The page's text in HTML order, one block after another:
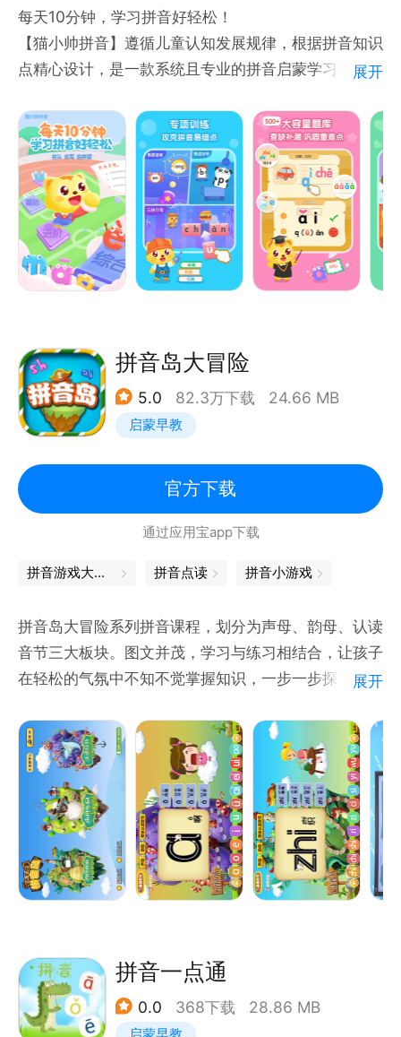
每天10分钟，学习拼音好轻松！
【猫小帅拼音】遵循儿童认知发展规律，根据拼音知识
点精心设计，是一款系统且专业的拼音启蒙学习软件以
帮助孩子掌握拼音认知、发音、拼音拼读、书写、掌握
拼音重难点，为孩子的拼音学习打下坚实的基础。
产品特色
1.【趣味学习】寓教于乐，学拼音更轻松！拼音字母音
形演绎、拼音声调小车、拼音字母描红、语音交互，
50+种趣味学拼音游戏，激发孩子对拼音的学习兴趣，
加上拼音记忆。
拼读，0基础轻松掌握拼音知识点。
3.【科学体系】
认、读、写、拼、练五大拼音学习模块，拼音拼读规律
由浅入深、循序渐进，更有600+拼组读音、生字词
础。
4.【随堂练习】拼音练习，学完即练、巩固所学；练完
即改、纠正拼音学习错误；更有难点易错点专项联系模
块，针对不同的专项联系内容，如拼音拼读，声调，易
点！
5.【学习报告】
拼音学习报告，实时跟踪拼音学习进
展开
拼音岛大冒险
5.0 82.3万下载 24.66 MB
启蒙早教
官方下载
通过应用宝app下载
拼音游戏大闯关 拼音点读 拼音小游戏
拼音岛大冒险系列拼音课程，划分为声母、韵母、认读
音节三大板块。图文并茂，学习与练习相结合，让孩子
在轻松的气氛中不知不觉掌握知识，一步一步探索学
学习兴趣，为孩子汉语拼音的学习打下良好基础，是孩
子学拼音必备学习工具。
课程内容
23个声母；24个韵母（单韵母、复韵母、前后鼻
音）；16个整体认读音节认读，发音规则、易混拼音
区分等课程。
采用动画的形式对进行教学，每小节一个拼音与对应的
生字认读，结合笔画与读音，拼音快速学。
1.采取动画的形式让孩子可以跟着动画学写拼音，让孩
展开
拼音一点通
0.0 368下载 28.86 MB